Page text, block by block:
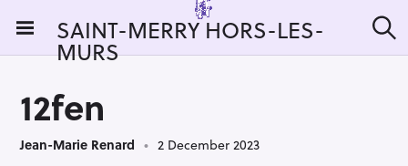
i
SAINT-MERRY HORS-LES-
MURS e
12fen
Jean-Marie Renard 2 December 2023